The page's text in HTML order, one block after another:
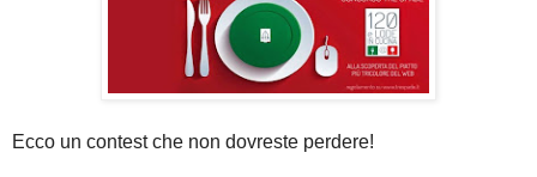
Ecco un contest che non dovreste perdere!